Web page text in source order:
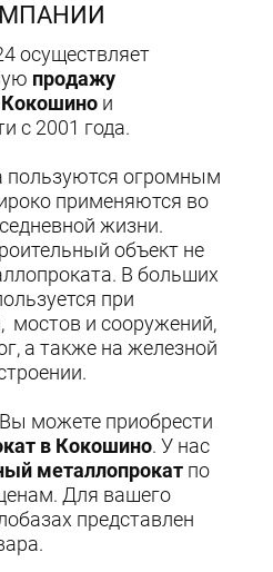
осуществляет
продажу
Кокошино и
с 2001 года.
пользуются огромным
применяются во
жизни.
объект не
В больших
при
мостов и сооружений,
а также на железной
можете приобрести
в Кокошино. У нас
металлопрокат по
Для вашего
представлен